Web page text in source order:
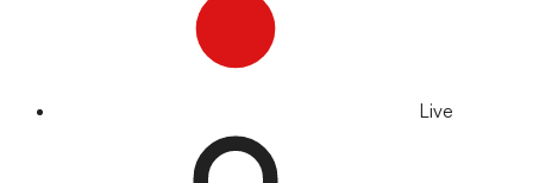
Live